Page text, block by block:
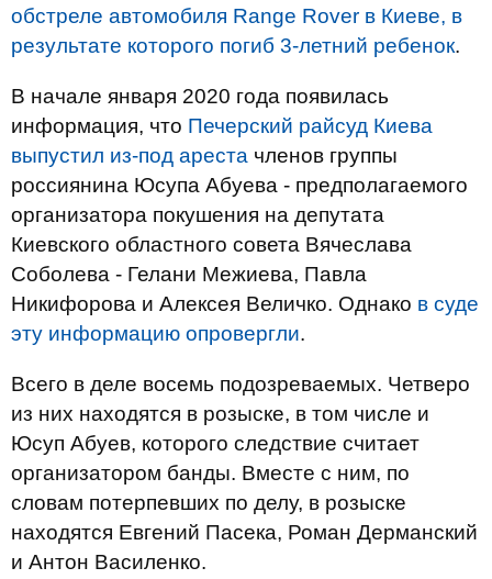
обстреле автомобиля Range Rover в Киеве, в
результате которого погиб 3-летний ребенок.
В начале января 2020 года появилась
информация, что Печерский райсуд Киева
выпустил из-под ареста членов группы
россиянина Юсупа Абуева - предполагаемого
организатора покушения на депутата
Киевского областного совета Вячеслава
Соболева - Гелани Межиева, Павла
Никифорова и Алексея Величко. Однако в суде
эту информацию опровергли.
Всего в деле восемь подозреваемых. Четверо
из них находятся в розыске, в том числе и
Юсуп Абуев, которого следствие считает
организатором банды. Вместе с ним, по
словам потерпевших по делу, в розыске
находятся Евгений Пасека, Роман Дерманский
и Антон Василенко.